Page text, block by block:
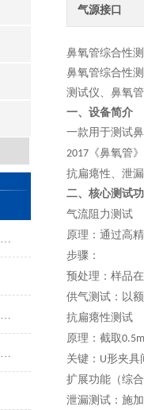
全自动呼吸器综合检测仪对面罩泄漏率的定量检测方法
织物透湿量测试仪的标准化测试方法与流程介绍
了解织物渗水性测试仪的功能、优势与行业应用
气源接口
鼻氧管综合性
鼻氧管综合性
测试仪、鼻氧
一、设备简介
一款用于测试
2017 《鼻氧管
抗扁瘪性、 泄漏
二、 核心测试
气流阻力测试
原理 ：通过高
步骤 ：
预处理：样品在
供气测试：以
抗扁瘪性测试
原理 ：截取0.5m
关键 ： U形夹具
扩展功能（综合
泄漏测试 ：施